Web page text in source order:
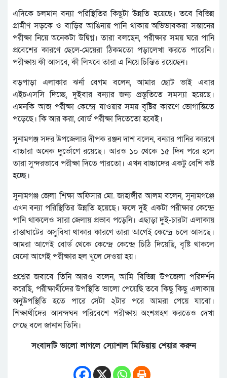
এদিকে চলমান বন্যা পরিস্থিতির কিছুটা উন্নতি হয়েছে। তবে বিভিন্ন
গ্রামীণ সড়কে ও বাড়ির আঙিনায় পানি থাকায় অভিভাবকরা সন্তানের
পরীক্ষা নিয়ে অনেকটা উদ্বিগ্ন। তারা বলছেন, পরীক্ষার সময় ঘরে পানি
প্রবেশের কারণে ছেলে-মেয়েরা ঠিকমতো পড়ালেখা করতে পারেনি।
পরীক্ষায় কী আসবে, কী লিখবে তারা এ নিয়ে চিন্তিত রয়েছেন।
বড়পাড়া এলাকার ঝর্না বেগম বলেন, আমার ছোট ভাই এবার
এইচএসসি দিচ্ছে, দুইবার বন্যার জন্য প্রস্তুতিতে সমস্যা হয়েছে।
এমনকি আজ পরীক্ষা কেন্দ্রে যাওয়ার সময় বৃষ্টির কারণে ভোগান্তিতে
পড়েছে। কি আর করা, বোর্ড পরীক্ষা দিতেতো হবেই।
সুনামগঞ্জ সদর উপজেলার দীপক রঞ্জন দাশ বলেন, বন্যার পানির কারণে
বাচ্চারা অনেক দুর্ভোগে রয়েছে। আরও ১০ থেকে ১৫ দিন পরে হলে
তারা সুন্দরভাবে পরীক্ষা দিতে পারতো। এখন বাচ্চাদের একটু বেশি কষ্ট
হচ্ছে।
সুনামগঞ্জ জেলা শিক্ষা অফিসার মো. জাহাঙ্গীর আলম বলেন, সুনামগঞ্জে
এখন বন্যা পরিস্থিতির উন্নতি হয়েছে। ফলে দুই একটা পরীক্ষার কেন্দ্রে
পানি থাকলেও সারা জেলায় প্রভাব পড়েনি। এছাড়া দুই-চারটা এলাকায়
রাস্তাঘাটের অসুবিধা থাকার কারণে তারা আগেই কেন্দ্রে চলে আসছে।
আমরা আগেই বোর্ড থেকে কেন্দ্রে কেন্দ্রে চিঠি দিয়েছি, বৃষ্টি থাকলে
যেনো আগেই পরীক্ষার হল খুলে দেওয়া হয়।
প্রশ্নের জবাবে তিনি আরও বলেন, আমি বিভিন্ন উপজেলা পরিদর্শন
করেছি, পরীক্ষার্থীদের উপস্থিতি ভালো পেয়েছি তবে কিছু কিছু এলাকায়
অনুউপস্থিতি হতে পারে সেটা ২টার পরে আমরা পেয়ে যাবো।
শিক্ষার্থীদের আনন্দঘন পরিবেশে পরীক্ষায় অংশগ্রহণ করতেও দেখা
গেছে বলে জানান তিনি।
সংবাদটি ভালো লাগলে স্যোশাল মিডিয়ায় শেয়ার করুন